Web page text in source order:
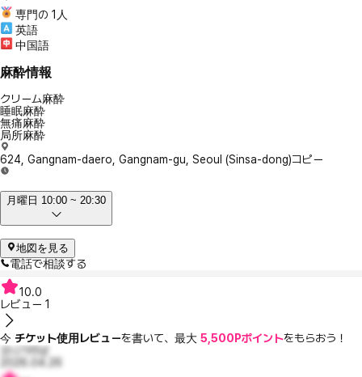
専門の 1人
英語
中国語
麻酔情報
クリーム麻酔
睡眠麻酔
無痛麻酔
局所麻酔
624, Gangnam-daero, Gangnam-gu, Seoul (Sinsa-dong)コピー
月曜日 10:00 ~ 20:30
地図を見る
電話で相談する
10.0
レビュー 1
今 チケット使用レビューを書いて、最大 5,500Pポイントをもらおう！
오니기리냠
2026.04.26